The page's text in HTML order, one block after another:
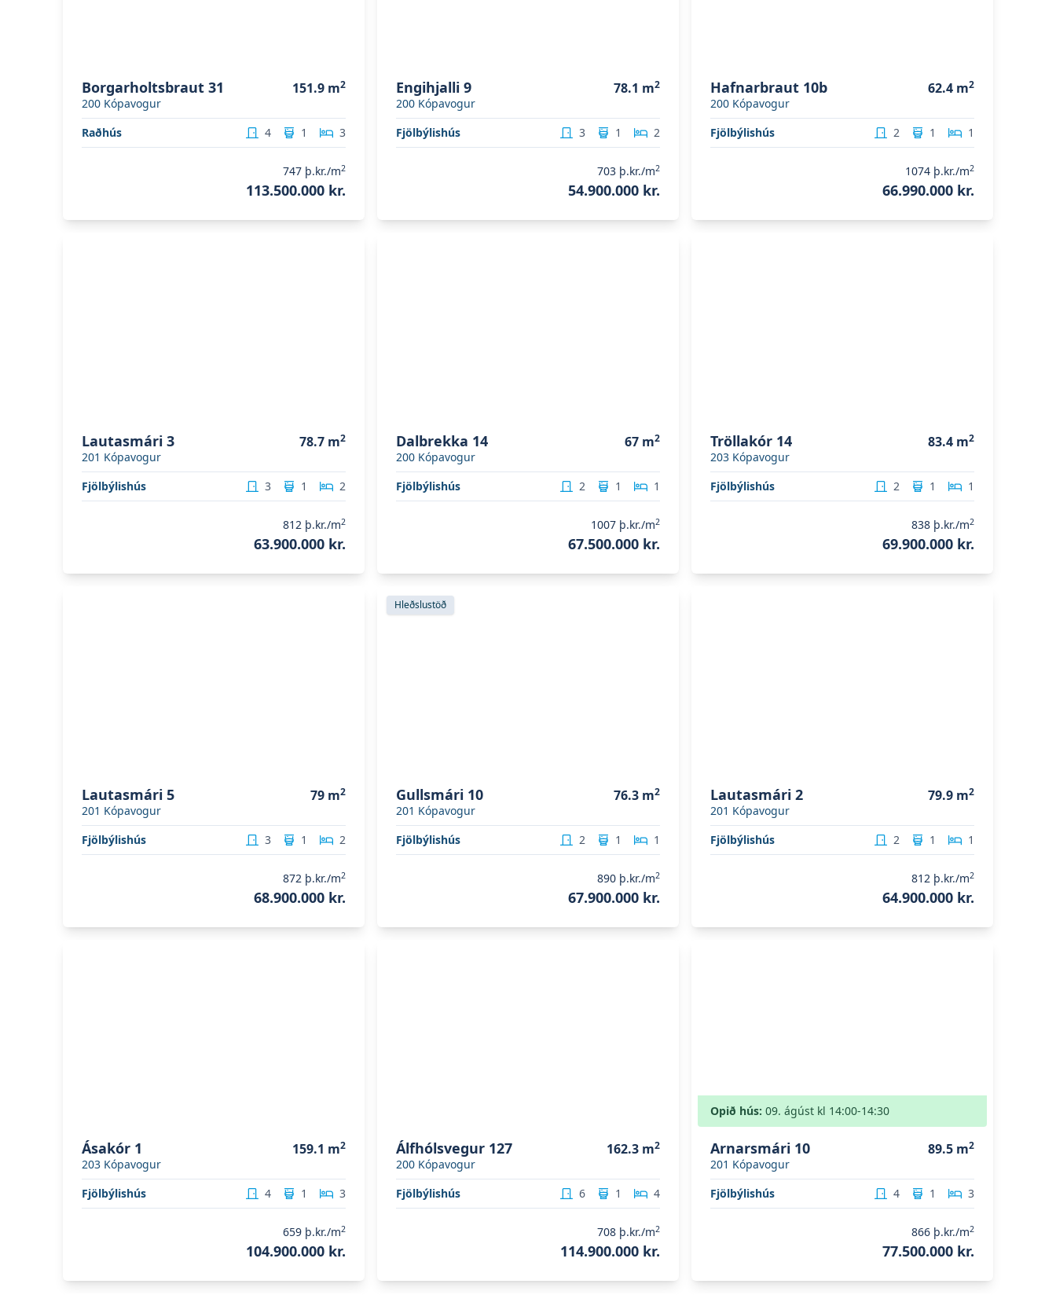
Borgarholtsbraut 31
200 Kópavogur
151.9 m2
Raðhús 4 1 3
747 þ.kr./m2
113.500.000 kr.
Engihjalli 9
200 Kópavogur
78.1 m2
Fjölbýlishús 3 1 2
703 þ.kr./m2
54.900.000 kr.
Hafnarbraut 10b
200 Kópavogur
62.4 m2
Fjölbýlishús 2 1 1
1074 þ.kr./m2
66.990.000 kr.
Lautasmári 3
201 Kópavogur
78.7 m2
Fjölbýlishús 3 1 2
812 þ.kr./m2
63.900.000 kr.
Dalbrekka 14
200 Kópavogur
67 m2
Fjölbýlishús 2 1 1
1007 þ.kr./m2
67.500.000 kr.
Tröllakór 14
203 Kópavogur
83.4 m2
Fjölbýlishús 2 1 1
838 þ.kr./m2
69.900.000 kr.
Lautasmári 5
201 Kópavogur
79 m2
Fjölbýlishús 3 1 2
872 þ.kr./m2
68.900.000 kr.
Skoða eignina
Hleðslustöð
Gullsmári 10
201 Kópavogur
76.3 m2
Fjölbýlishús 2 1 1
890 þ.kr./m2
67.900.000 kr.
Lautasmári 2
201 Kópavogur
79.9 m2
Fjölbýlishús 2 1 1
812 þ.kr./m2
64.900.000 kr.
Ásakór 1
203 Kópavogur
159.1 m2
Fjölbýlishús 4 1 3
659 þ.kr./m2
104.900.000 kr.
Álfhólsvegur 127
200 Kópavogur
162.3 m2
Fjölbýlishús 6 1 4
708 þ.kr./m2
114.900.000 kr.
Opið hús: 09. ágúst kl 14:00-14:30
Arnarsmári 10
201 Kópavogur
89.5 m2
Fjölbýlishús 4 1 3
866 þ.kr./m2
77.500.000 kr.